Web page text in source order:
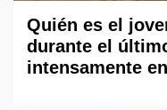
Quién es el
durante el
intensamente